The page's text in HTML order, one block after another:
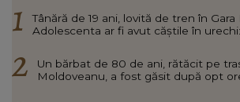
Tânără de 19 ani, lovită de tren în Gara
Adolescenta ar fi avut căștile în
Un bărbat de 80 de ani, rătăcit pe
Moldoveanu, a fost găsit după opt